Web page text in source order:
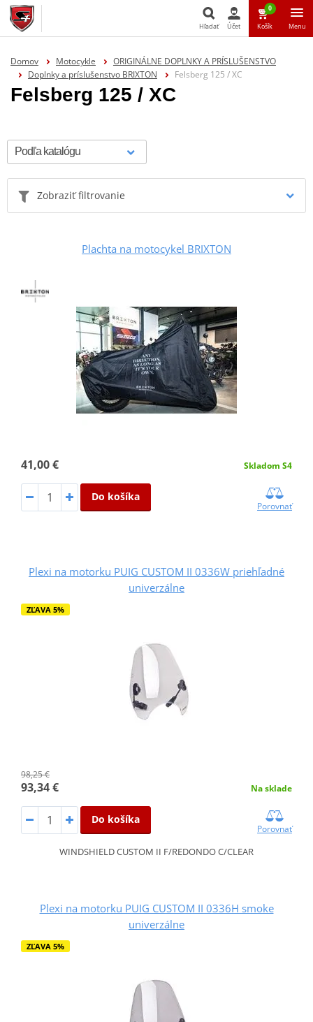
Hľadať
Hľadať Účet
0
Košík Menu
Domov Motocykle
ORIGINÁLNE DOPLNKY A PRÍSLUŠENSTVO
Doplnky a príslušenstvo BRIXTON
Felsberg 125 / XC
Felsberg 125 / XC
Zobraziť filtrovanie
Plachta na motocykel BRIXTON
41,00 € Skladom S4
Do košíka
Porovnať
Plexi na motorku PUIG CUSTOM II 0336W priehľadné
univerzálne
ZĽAVA 5%
98,25 €
93,34 € Na sklade
Do košíka
Porovnať
WINDSHIELD CUSTOM II F/REDONDO C/CLEAR
Plexi na motorku PUIG CUSTOM II 0336H smoke
univerzálne
ZĽAVA 5%